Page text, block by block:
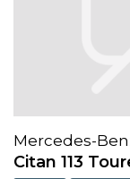
Mercedes-
Citan 113